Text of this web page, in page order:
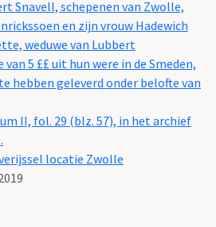
Snavell, schepenen van Zwolle,
en zijn vrouw Hadewich
weduwe van Lubbert
5 ££ uit hun were in de Smeden,
hebben geleverd onder belofte van
II, fol. 29 (blz. 57), in het archief
locatie Zwolle